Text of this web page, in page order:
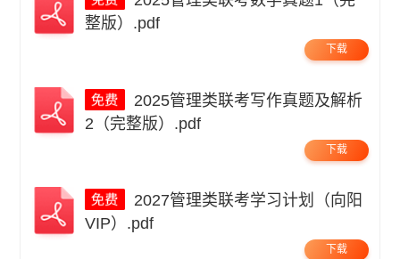
整版）.pdf
下载
2（完整版）.pdf
下载
VIP）.pdf
下载